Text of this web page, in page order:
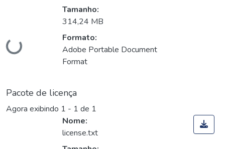
Carregando...
Tamanho:
314,24 MB
Formato:
Adobe Portable Document
Format
Pacote de licença
Agora exibindo 1 - 1 de 1
Nome:
license.txt